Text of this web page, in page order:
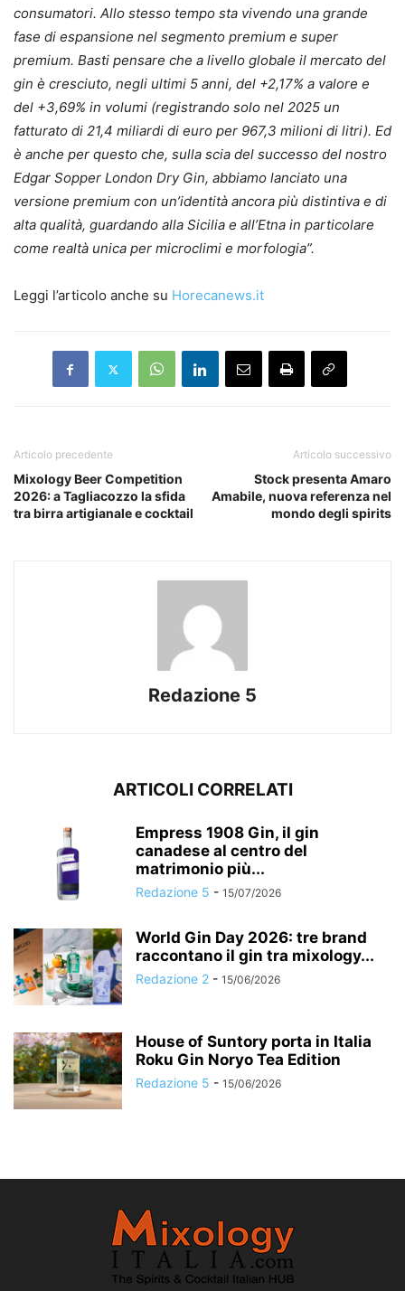
consumatori. Allo stesso tempo sta vivendo una grande
fase di espansione nel segmento premium e super
premium. Basti pensare che a livello globale il mercato del
gin è cresciuto, negli ultimi 5 anni, del +2,17% a valore e
del +3,69% in volumi (registrando solo nel 2025 un
fatturato di 21,4 miliardi di euro per 967,3 milioni di litri). Ed
è anche per questo che, sulla scia del successo del nostro
Edgar Sopper London Dry Gin, abbiamo lanciato una
versione premium con un’identità ancora più distintiva e di
alta qualità, guardando alla Sicilia e all’Etna in particolare
come realtà unica per microclimi e morfologia”.
Leggi l’articolo anche su Horecanews.it
Articolo precedente
Mixology Beer Competition
2026: a Tagliacozzo la sfida
tra birra artigianale e cocktail
Articolo successivo
Stock presenta Amaro
Amabile, nuova referenza nel
mondo degli spirits
Redazione 5
ARTICOLI CORRELATI
Empress 1908 Gin, il gin
canadese al centro del
matrimonio più...
Redazione 5 - 15/07/2026
World Gin Day 2026: tre brand
raccontano il gin tra mixology...
Redazione 2 - 15/06/2026
House of Suntory porta in Italia
Roku Gin Noryo Tea Edition
Redazione 5 - 15/06/2026